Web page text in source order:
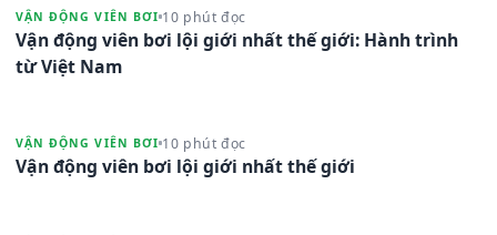
VẬN ĐỘNG VIÊN BƠI 10 phút đọc
Vận động viên bơi lội giới nhất thế giới: Hành trình
từ Việt Nam
VẬN ĐỘNG VIÊN BƠI 10 phút đọc
Vận động viên bơi lội giới nhất thế giới